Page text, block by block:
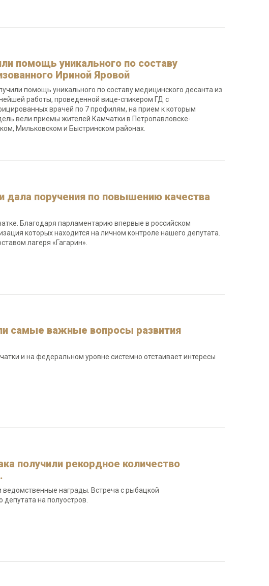
помощь уникального по составу
Ириной Яровой
помощь уникального по составу медицинского десанта из
работы, проведенной вице-спикером ГД с
врачей по 7 профилям, на прием к которым
вели приемы жителей Камчатки в Петропавловске-
Мильковском и Быстринском районах.
дала поручения по повышению качества
Благодаря парламентарию впервые в российском
которых находится на личном контроле нашего депутата.
лагеря «Гагарин».
самые важные вопросы развития
и на федеральном уровне системно отстаивает интересы
получили рекордное количество
награды. Встреча с рыбацкой
на полуостров.